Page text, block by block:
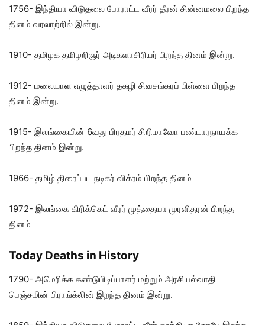
1756- இந்தியா விடுதலை போராட்ட வீரர் தீரன் சின்னமலை பிறந்த
தினம் வரலாற்றில் இன்று.
1910- தமிழக தமிழறிஞர் அடிகளாசிரியர் பிறந்த தினம் இன்று.
1912- மலையாள எழுத்தாளர் தகழி சிவசங்கரப் பிள்ளை பிறந்த
தினம் இன்று.
1915- இலங்கையின் 6வது பிரதமர் சிறிமாவோ பண்டாரநாயக்க
பிறந்த தினம் இன்று.
1966- தமிழ் திரைப்பட நடிகர் விக்ரம் பிறந்த தினம்
1972- இலங்கை கிரிக்கெட் வீரர் முத்தையா முரளிதரன் பிறந்த
தினம்
Today Deaths in History
1790- அமெரிக்க கண்டுபிடிப்பாளர் மற்றும் அரசியல்வாதி
பெஞ்சமின் பிராங்க்லின் இறந்த தினம் இன்று.